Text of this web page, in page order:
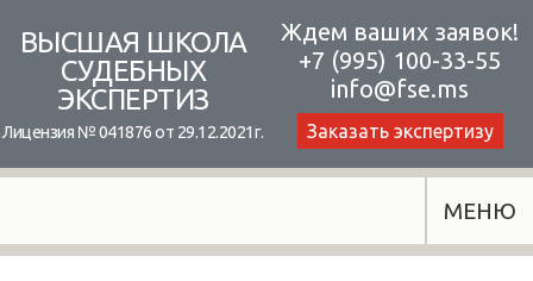
content
ВЫСШАЯ ШКОЛА
СУДЕБНЫХ
ЭКСПЕРТИЗ
Лицензия № 041876 от 29.12.2021г.
Ждем ваших заявок!
+7 (995) 100-33-55
info@fse.ms
Заказать экспертизу
МЕНЮ